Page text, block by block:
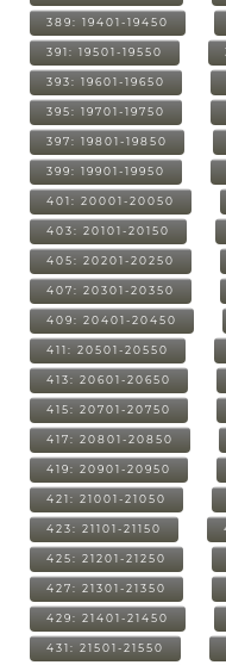
389: 19401-19450
391: 19501-19550
393: 19601-19650
395: 19701-19750
397: 19801-19850
399: 19901-19950
401: 20001-20050
403: 20101-20150
405: 20201-20250
407: 20301-20350
409: 20401-20450
411: 20501-20550
413: 20601-20650
415: 20701-20750
417: 20801-20850
419: 20901-20950
421: 21001-21050
423: 21101-21150
425: 21201-21250
427: 21301-21350
429: 21401-21450
431: 21501-21550